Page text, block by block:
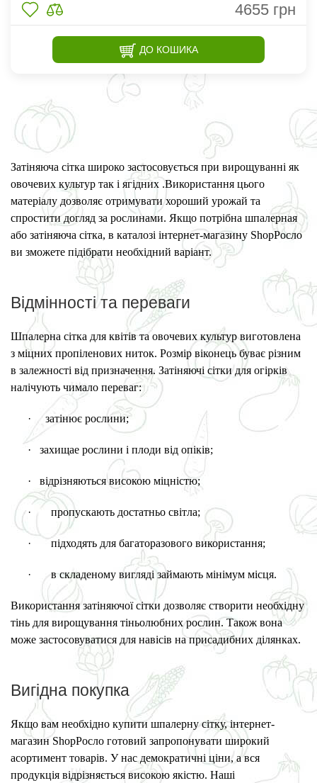
4655 грн
ДО КОШИКА
Затіняюча сітка широко застосовується при вирощуванні як
овочевих культур так і ягідних .Використання цього
матеріалу дозволяє отримувати хороший урожай та
спростити догляд за рослинами. Якщо потрібна шпалерная
або затіняюча сітка, в каталозі інтернет-магазину ShopРосло
ви зможете підібрати необхідний варіант.
Відмінності та переваги
Шпалерна сітка для квітів та овочевих культур виготовлена ​​
з міцних пропіленових ниток. Розмір віконець буває різним
в залежності від призначення. Затіняючі сітки для огірків
налічують чимало переваг:
· затінює рослини;
· захищае рослини і плоди від опіків;
· відрізняються високою міцністю;
· пропускають достатньо світла;
· підходять для багаторазового використання;
· в складеному вигляді займають мінімум місця.
Використання затіняючої сітки дозволяє створити необхідну
тінь для вирощування тіньолюбних рослин. Також вона
може застосовуватися для навісів на присадибних ділянках.
Вигідна покупка
Якщо вам необхідно купити шпалерну сітку, інтернет-
магазин ShopРосло готовий запропонувати широкий
асортимент товарів. У нас демократичні ціни, а вся
продукція відрізняється високою якістю. Наші